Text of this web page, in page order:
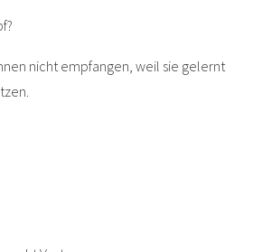
nicht empfangen, weil sie gelernt